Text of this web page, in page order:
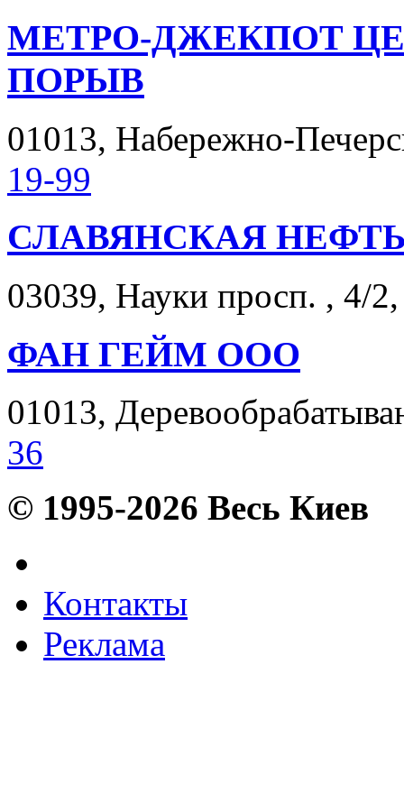
МЕТРО-ДЖЕКПОТ
ПОРЫВ
01013, Набережно-
19-99
СЛАВЯНСКАЯ
03039, Науки просп. , 4/
ФАН ГЕЙМ ООО
01013,
36
© 1995-2026 Весь Киев
Контакты
Реклама